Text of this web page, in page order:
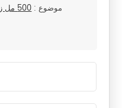
موضوع : 500